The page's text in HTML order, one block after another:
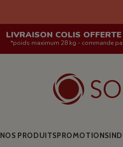
LIVRAISON COLIS
*poids maximum 28 kg - commande
NOS PRODUITSPROMOTIONS